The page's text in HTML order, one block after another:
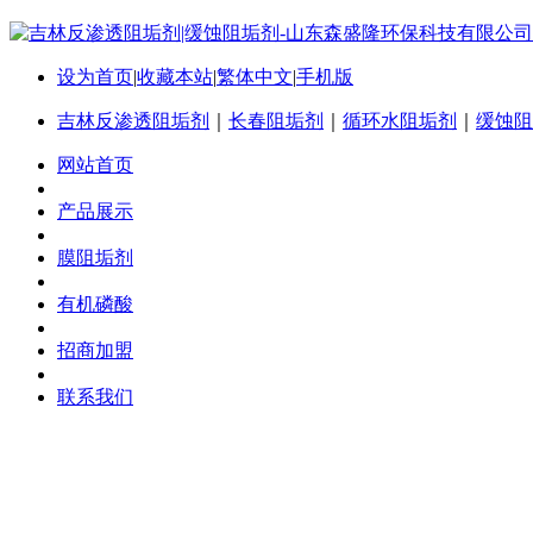
设为首页|收藏本站|繁体中文|手机版
吉林反渗透阻垢剂 长春阻垢剂 循环水阻垢剂 缓蚀
网站首页
产品展示
膜阻垢剂
有机磷酸
招商加盟
联系我们